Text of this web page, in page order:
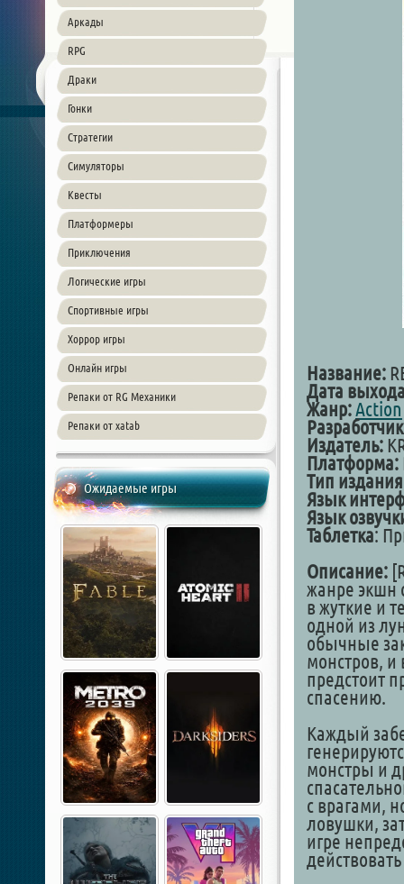
Аркады
RPG
Драки
Гонки
Стратегии
Симуляторы
Квесты
Платформеры
Приключения
Логические игры
Спортивные игры
Хоррор игры
Онлайн игры
Репаки от RG Механики
Репаки от xatab
Ожидаемые игры
Название:
Дата
Жанр:Action
Издатель:
Платформа:
Тип
Язык
Язык
Таблетка:
Описание:
жанре экшн
в жуткие и
одной из
обычные
монстров, и
предстоит
спасению.
Каждый
монстры и
с врагами,
ловушки,
игре